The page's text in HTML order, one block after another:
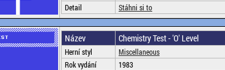
Detail
Stáhni si to
Název Chemistry Test - 'O' Level
Herní styl
Miscellaneous
Rok vydání
1983